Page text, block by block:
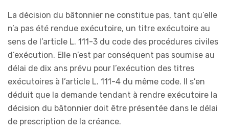
La décision du bâtonnier ne constitue pas, tant qu’elle
n’a pas été rendue exécutoire, un titre exécutoire au
sens de l’article L. 111-3 du code des procédures civiles
d’exécution. Elle n’est par conséquent pas soumise au
délai de dix ans prévu pour l’exécution des titres
exécutoires à l’article L. 111-4 du même code. Il s’en
déduit que la demande tendant à rendre exécutoire la
décision du bâtonnier doit être présentée dans le délai
de prescription de la créance.